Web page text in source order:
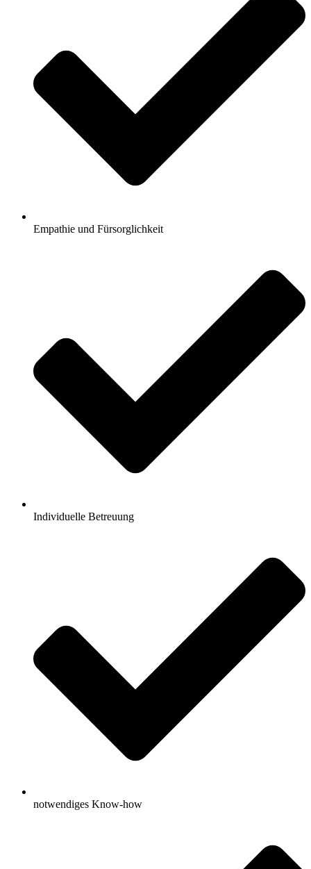
Empathie und Fürsorglichkeit
Individuelle Betreuung
notwendiges Know-how